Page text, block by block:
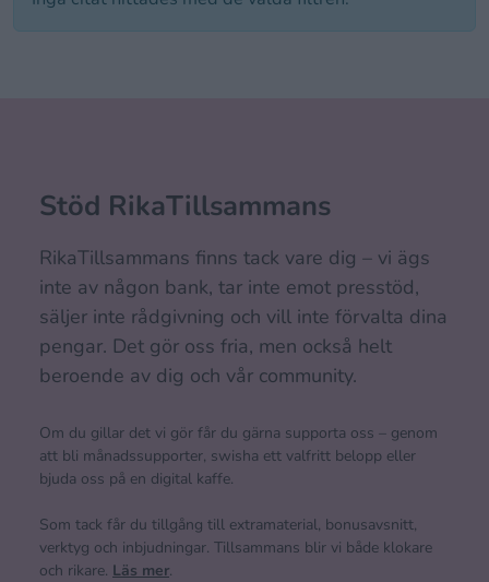
Stöd RikaTillsammans
RikaTillsammans finns tack vare dig – vi ägs
inte av någon bank, tar inte emot presstöd,
säljer inte rådgivning och vill inte förvalta dina
pengar. Det gör oss fria, men också helt
beroende av dig och vår community.
Om du gillar det vi gör får du gärna supporta oss – genom
att bli månadssupporter, swisha ett valfritt belopp eller
bjuda oss på en digital kaffe.
Som tack får du tillgång till extramaterial, bonusavsnitt,
verktyg och inbjudningar. Tillsammans blir vi både klokare
och rikare. Läs mer.